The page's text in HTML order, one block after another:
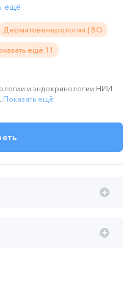
ещё
Дерматовенерология | ВО
ещё 11
и эндокринологии НИИ
Показать ещё